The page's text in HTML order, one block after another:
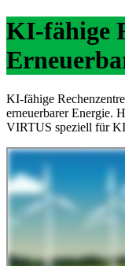
KI-fähige
KI-fähige
erneuerbarer Energie.
VIRTUS speziell für